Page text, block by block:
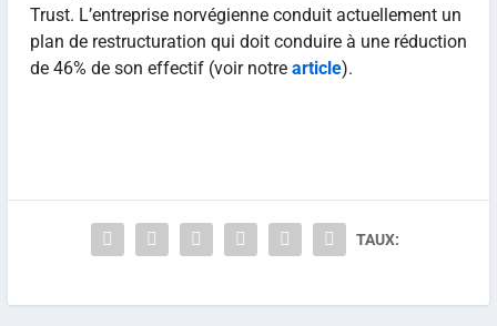
Trust. L’entreprise norvégienne conduit actuellement un
plan de restructuration qui doit conduire à une réduction
de 46% de son effectif (voir notre article).
TAUX: